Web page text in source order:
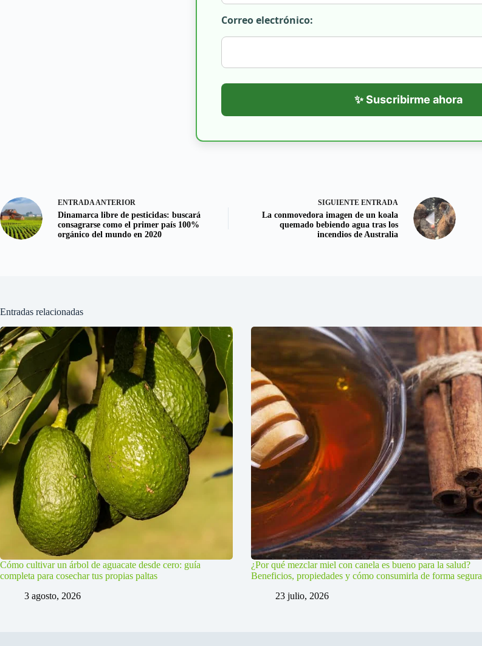
Correo electrónico:
✨ Suscribirme ahora
ENTRADAANTERIOR
Dinamarca libre de pesticidas: buscará
consagrarse como el primer país 100%
orgánico del mundo en 2020
SIGUIENTE ENTRADA
La conmovedora imagen de un koala
quemado bebiendo agua tras los
incendios de Australia
Entradas relacionadas
Cómo cultivar un árbol de aguacate desde cero: guía
completa para cosechar tus propias paltas
3 agosto, 2026
¿Por qué mezclar miel con canela es bueno para la salud?
Beneficios, propiedades y cómo consumirla de forma segura
23 julio, 2026